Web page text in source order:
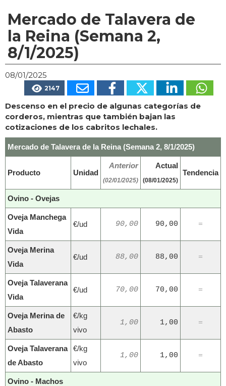
Mercado de Talavera de
la Reina (Semana 2,
8/1/2025)
08/01/2025
2147
Descenso en el precio de algunas categorías de
corderos, mientras que también bajan las
cotizaciones de los cabritos lechales.
Mercado de Talavera de la Reina (Semana 2, 8/1/2025)
Producto Unidad
Anterior
(02/01/2025)
Actual
(08/01/2025)
Tendencia
Ovino - Ovejas
Oveja Manchega
Vida
€/ud 90,00 90,00 =
Oveja Merina
Vida
€/ud 88,00 88,00 =
Oveja Talaverana
Vida
€/ud 70,00 70,00 =
Oveja Merina de
Abasto
€/kg
vivo
1,00 1,00 =
Oveja Talaverana
de Abasto
€/kg
vivo
1,00 1,00 =
Ovino - Machos